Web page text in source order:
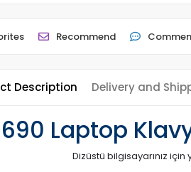
Recommend
Description Delivery and
Laptop
Dizüstü bilgisayarınız